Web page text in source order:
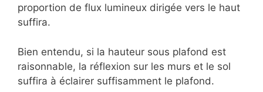
proportion de flux lumineux dirigée vers le haut
suffira.
Bien entendu, si la hauteur sous plafond est
raisonnable, la réflexion sur les murs et le sol
suffira à éclairer suffisamment le plafond.